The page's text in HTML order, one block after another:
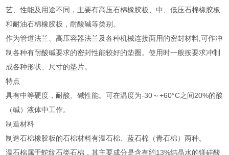
艺、性能及用途不同，主要有高压石棉橡胶板、中、低压石棉橡胶板
和耐油石棉橡胶板，耐酸碱等类别。
作为管道法兰、高压容器法兰及各种机械连接面用的密封材料,可作冲
制各种有耐酸碱要求的密封性能较好的垫圈。使用时一般按要求冲制
成各种形状、尺寸的垫片。
特点
具有中等硬度，耐酸、碱性能。可在温度为-30～+60°C之间20%的酸
（碱）液体中工作。
制造材料
制造石棉橡胶板的石棉材料有温石棉、蓝石棉（青石棉）两种。
温石棉属于蛇纹石类石棉，其主要成分是含有约13%结晶水的镁硅酸